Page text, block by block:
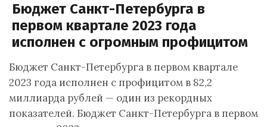
Бюджет Санкт-Петербурга в
первом квартале 2023 года
исполнен с огромным профицитом
Бюджет Санкт-Петербурга в первом квартале
2023 года исполнен с профицитом в 82,2
миллиарда рублей — один из рекордных
показателей. Бюджет Санкт-Петербурга в первом